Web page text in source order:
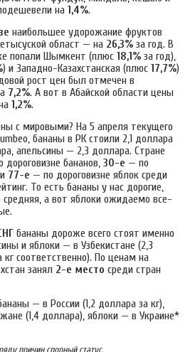
на 1,4%.
наибольшее удорожание фруктов
област — на 26,3% за год. В
попали Шымкент (плюс 18,1% за год),
) и Западно-Казахстанская (плюс 17,7%)
рост цен был отмечен в
7,2%. А вот в Абайской области цены
1,2%.
с мировыми? На 5 апреля текущего
бананы в РК стоили 2,1 доллара
апельсины — 2,3 доллара. Стране
дороговизне бананов, 30-е — по
77-е — по дороговизне яблок среди
То есть бананы у нас дорогие,
а вот яблоки ожидаемо все-
бананы дороже всего стоят именно
и яблоки — в Узбекистане (2,3
соответственно). По ценам на
занял 2-е место среди стран
— в России (1,2 доллара за кг),
(1,4 доллара), яблоки — в Украине*
причин спорный статус.